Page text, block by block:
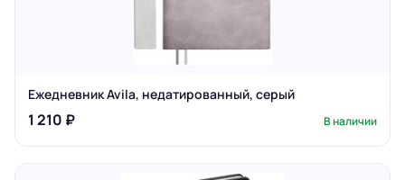
Ежедневник Avila, недатированный, серый
1 210 ₽ В наличии